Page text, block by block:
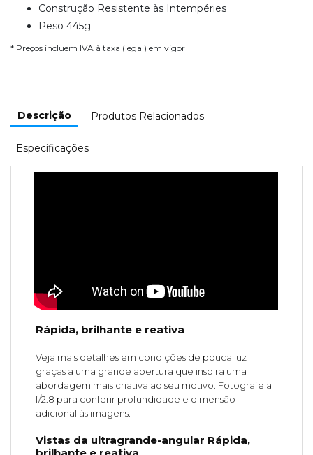
Construção Resistente às Intempéries
Peso 445g
* Preços incluem IVA à taxa (legal) em vigor
Descrição Produtos Relacionados
Especificações
Rápida, brilhante e reativa
Veja mais detalhes em condições de pouca luz
graças a uma grande abertura que inspira uma
abordagem mais criativa ao seu motivo. Fotografe a
f/2.8 para conferir profundidade e dimensão
adicional às imagens.
Vistas da ultragrande-angular Rápida,
brilhante e reativa